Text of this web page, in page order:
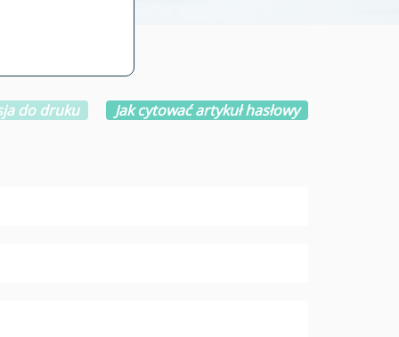
do druku Jak cytować artykuł hasłowy